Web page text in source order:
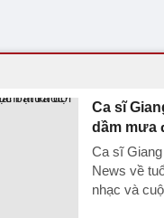
Ca sĩ
dầm mưa
Ca sĩ
News về
nhạc và